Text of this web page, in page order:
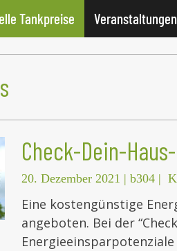
Tankpreise Veranstaltungen
Check-Dein-
20. Dezember 2021 | b304 |
Eine kostengünstige
angeboten. Bei der